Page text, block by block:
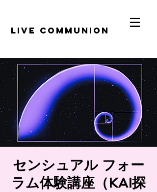
​LiVE COMMUNION
センシュアル フォー
ラム体験講座（KAI探